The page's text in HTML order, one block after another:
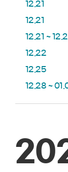
12.21
12.21
12.21 ~
12.22
12.25
12.28 ~